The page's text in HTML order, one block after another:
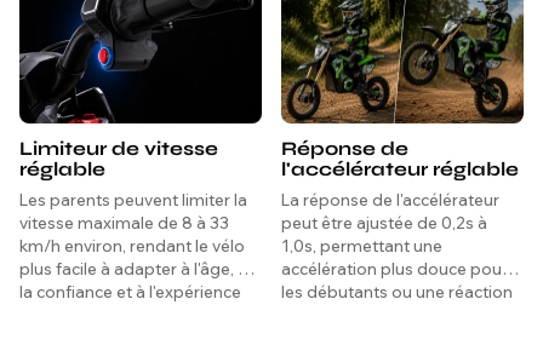
Limiteur de vitesse
réglable
Les parents peuvent limiter la
vitesse maximale de 8 à 33
km/h environ, rendant le vélo
plus facile à adapter à l'âge, à
la confiance et à l'expérience
Réponse de
l'accélérateur réglable
La réponse de l'accélérateur
peut être ajustée de 0,2s à
1,0s, permettant une
accélération plus douce pour
les débutants ou une réaction